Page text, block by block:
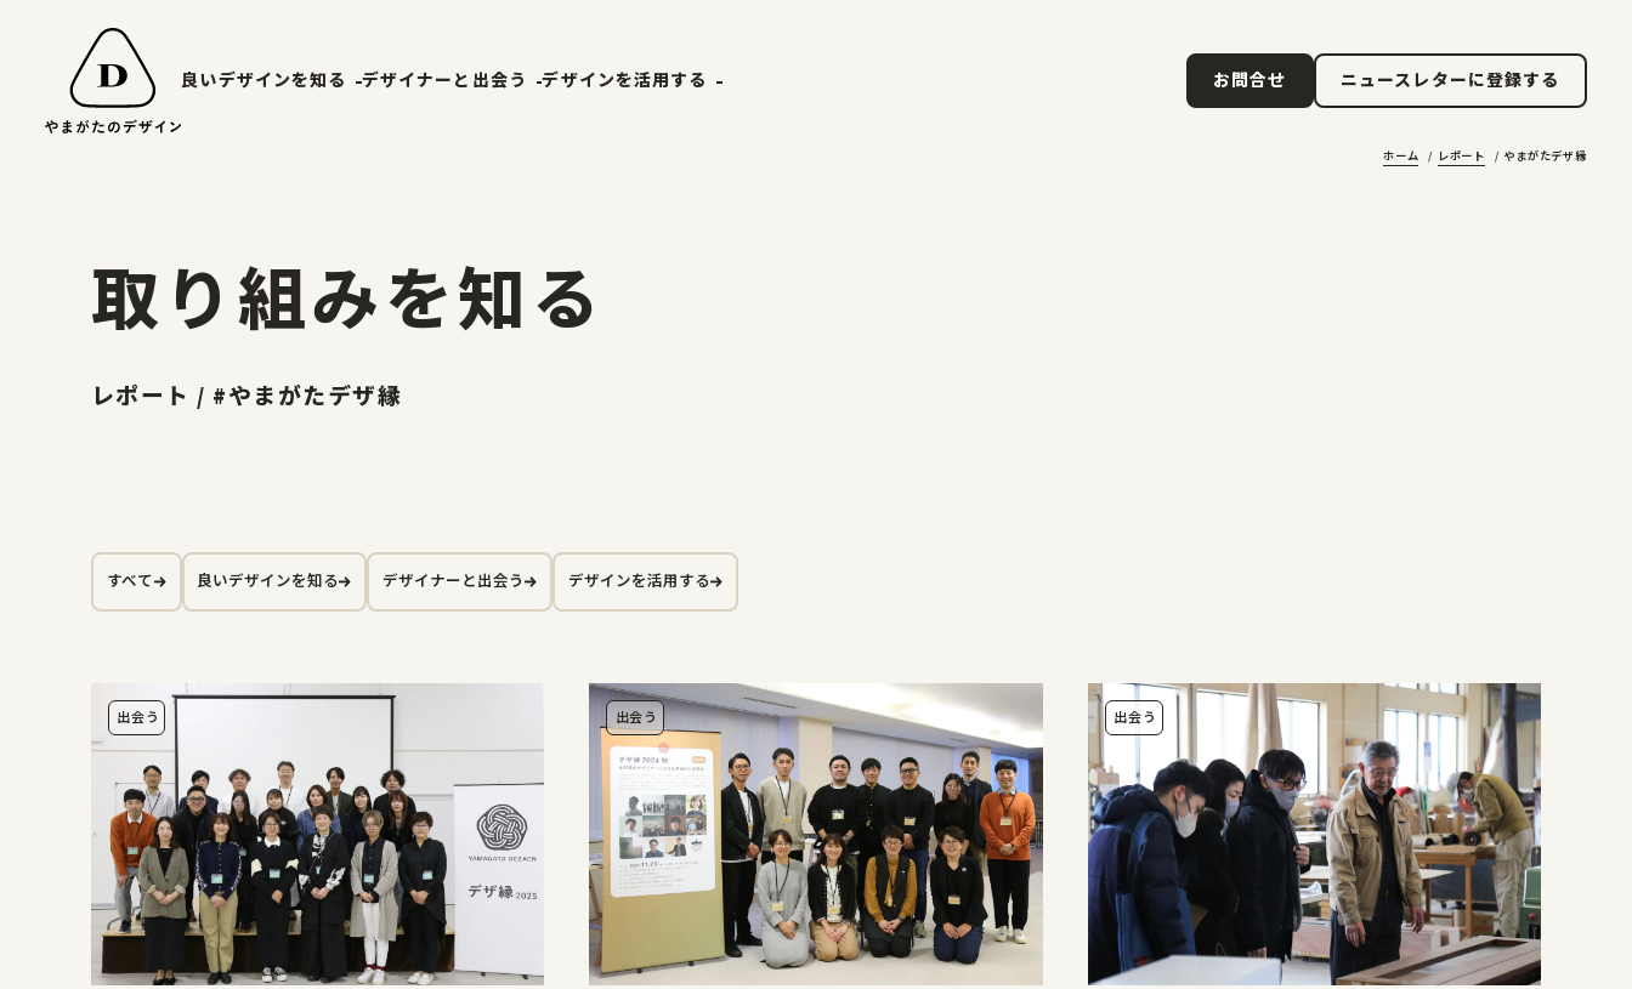
良いデザインを知る デザイナーと出会う デザインを活用する お問合せ ニュースレターに登録する
山形エクセレントデザインのあゆみマッチング事例
ニュースレターに登録する
やまがたデザ縁
山形デザイナーリスト
マッチング事例
やまがた&Ｄプロジェクト
やまがた&Ｄプロジェクト
デザイン支援事例
ホーム レポート やまがたデザ縁
取り組みを知る
レポート / #やまがたデザ縁
すべて 良いデザインを知る デザイナーと出会う デザインを活用する
出会う 出会う 出会う